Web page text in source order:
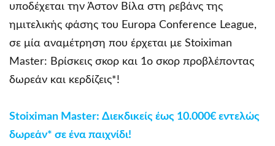
υποδέχεται την Άστον Βίλα στη ρεβάνς της
ημιτελικής φάσης του Europa Conference League,
σε μία αναμέτρηση που έρχεται με Stoiximan
Master: Βρίσκεις σκορ και 1ο σκορ προβλέποντας
δωρεάν και κερδίζεις*!
Stoiximan Master: Διεκδικείς έως 10.000€ εντελώς
δωρεάν* σε ένα παιχνίδι!